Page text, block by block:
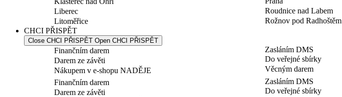
Liberec
Litoměřice
Roudnice nad Labem
Rožnov pod Radhoštěm
CHCI PŘISPĚT
Close CHCI PŘISPĚT Open CHCI PŘISPĚT
Finančním darem
Darem ze závěti
Nákupem v e-shopu NADĚJE
Zasláním DMS
Do veřejné sbírky
Věcným darem
Finančním darem
Darem ze závěti
Zasláním DMS
Do veřejné sbírky